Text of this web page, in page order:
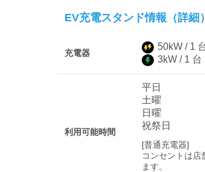
EV充電スタンド情報（詳細）
充電器
50kW / 1
3kW / 1 台
利用可能時間
平日
土曜
日曜
祝祭日
[普通充電器]
コンセントは店
ます。